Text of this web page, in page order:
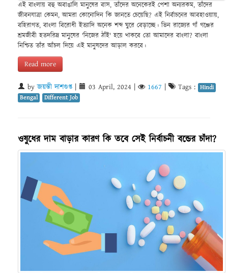
এই বাংলায় বহু অবাঙালি মানুষের বাস, তাঁদের অনেকেরই পেশা অন্যরকম, তাঁদের
জীবনযাত্রা কেমন, আমরা কোনোদিন কি জানতে চেয়েছি? এই নির্বাচনের আবহাওয়ায়,
বহিরাগত, বাংলা বিরোধী ইত্যাদি অনেক শব্দ ঘুরে বেড়াচ্ছে। ভিন রাজ্যের গাঁ গঞ্জের
শ্রমজীবী হতদরিদ্র মানুষের 'নিজের ঠাঁই' হয়ে থাকবে তো আমাদের বাংলা? বাংলা
নিশ্চিত তাঁর আঁচল দিয়ে এই মানুষদের আড়াল করবে।
Read more
byজয়ন্তী দাশগুপ্ত 03 April, 2024 1667 Tags : Hindi
Bengal
Different Job
ওষুধের দাম বাড়ার কারণ কি তবে সেই নির্বাচনী বন্ডের চাঁদা?